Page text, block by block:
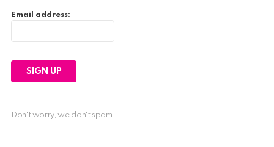
Email address:
Don't worry, we don't spam